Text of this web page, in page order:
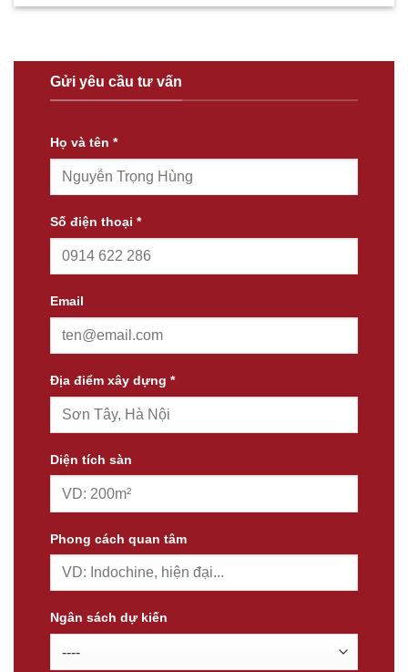
Gửi yêu cầu tư vấn
Họ và tên *
Số điện thoại *
Email
Địa điểm xây dựng *
Diện tích sàn
Phong cách quan tâm
Ngân sách dự kiến